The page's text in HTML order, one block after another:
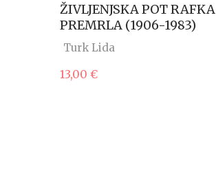
ŽIVLJENJSKA POT RAFKA
PREMRLA (1906-1983)
Turk Lida
13,00 €